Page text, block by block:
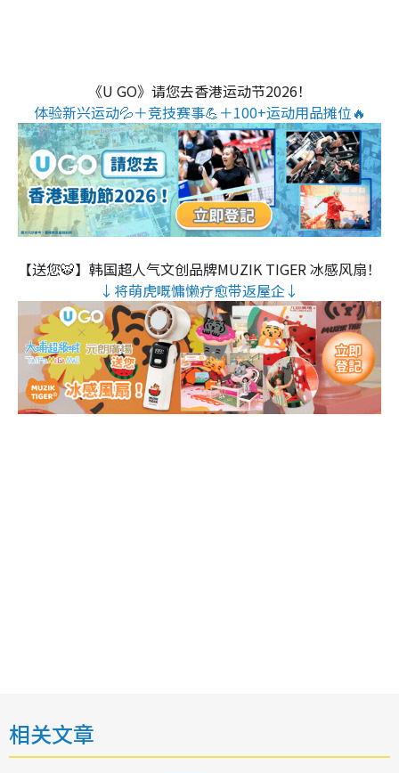
《U GO》请您去香港运动节2026！
体验新兴运动💦＋竞技赛事💪＋100+运动用品摊位🔥
【送您🐯】韩国超人气文创品牌MUZIK TIGER 冰感风扇！
↓将萌虎嘅慵懒疗愈带返屋企↓
相关文章